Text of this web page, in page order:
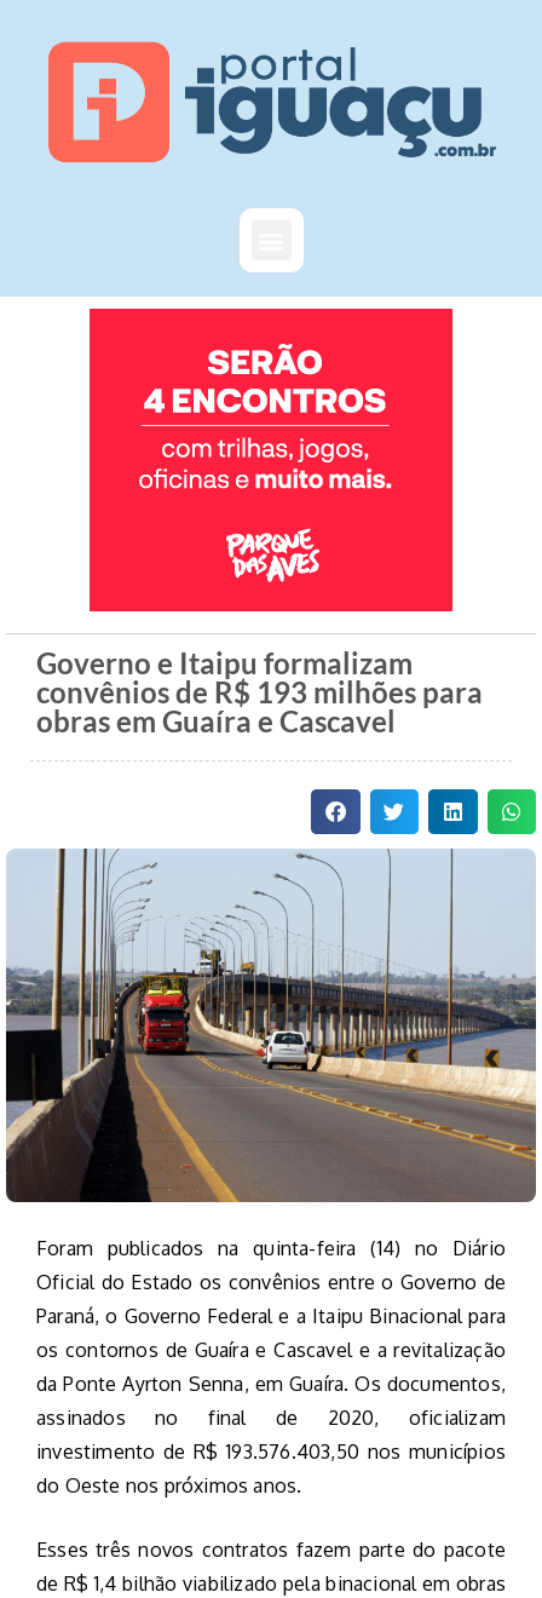
Governo e Itaipu formalizam
convênios de R$ 193 milhões para
obras em Guaíra e Cascavel
Foram publicados na quinta-feira (14) no Diário
Oficial do Estado os convênios entre o Governo de
Paraná, o Governo Federal e a Itaipu Binacional para
os contornos de Guaíra e Cascavel e a revitalização
da Ponte Ayrton Senna, em Guaíra. Os documentos,
assinados no final de 2020, oficializam
investimento de R$ 193.576.403,50 nos municípios
do Oeste nos próximos anos.
Esses três novos contratos fazem parte do pacote
de R$ 1,4 bilhão viabilizado pela binacional em obras